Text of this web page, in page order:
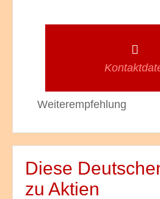
Weiterempfehlung
Diese
zu Aktien